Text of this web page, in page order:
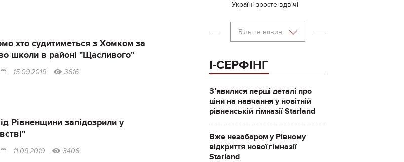
хто судитиметься з Хомком за
школи в районі "Щасливого"
15.09.2019 3616
Рівненщини запідозрили у
11.09.2019 3406
Україні зросте вдвічі
Більше новин
І-СЕРФІНГ
Зʼявилися перші деталі про
ціни на навчання у новітній
рівненській гімназії Starland
Вже незабаром у Рівному
відкриття нової гімназії
Starland